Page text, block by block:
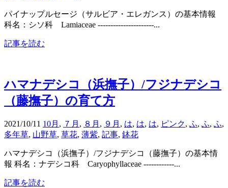
パイナップルセージ（サルビア・エレガンス）の基本情報
科名：シソ科 Lamiaceae ----------------------...
記事を読む
ハマナデシコ（浜撫子）/フジナデシコ
（藤撫子）の育て方
2021/10/11 10月 , ７月 , ８月 , ９月 , は, は, は, ピンク, ふ, ふ, ふ,
多年草, 山野草, 草花, 薄紫, 記事, 鉢花
ハマナデシコ（浜撫子）/フジナデシコ（藤撫子）の基本情
報 科名：ナデシコ科 Caryophyllaceae ------------...
記事を読む